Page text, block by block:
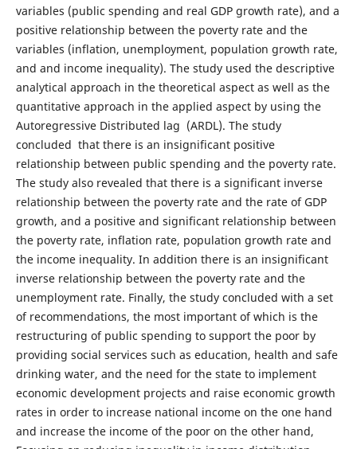
variables (public spending and real GDP growth rate), and a
positive relationship between the poverty rate and the
variables (inflation, unemployment, population growth rate,
and and income inequality). The study used the descriptive
analytical approach in the theoretical aspect as well as the
quantitative approach in the applied aspect by using the
Autoregressive Distributed lag (ARDL). The study
concluded that there is an insignificant positive
relationship between public spending and the poverty rate.
The study also revealed that there is a significant inverse
relationship between the poverty rate and the rate of GDP
growth, and a positive and significant relationship between
the poverty rate, inflation rate, population growth rate and
the income inequality. In addition there is an insignificant
inverse relationship between the poverty rate and the
unemployment rate. Finally, the study concluded with a set
of recommendations, the most important of which is the
restructuring of public spending to support the poor by
providing social services such as education, health and safe
drinking water, and the need for the state to implement
economic development projects and raise economic growth
rates in order to increase national income on the one hand
and increase the income of the poor on the other hand,